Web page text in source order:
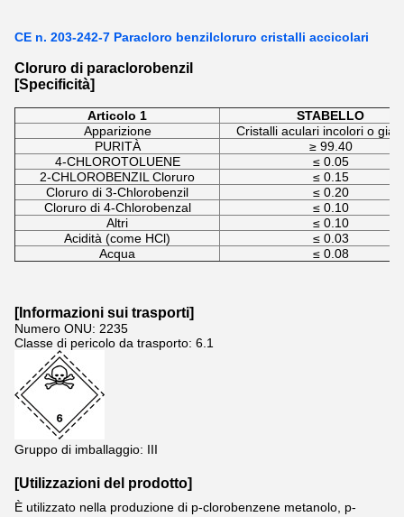
CE n. 203-242-7 Paracloro benzilcloruro cristalli accicolari
Cloruro di paraclorobenzil
[Specificità]
Articolo 1
STABELLO
Apparizione
Cristalli aculari incolori o
PURITÀ
≥ 99.40
4-CHLOROTOLUENE
≤ 0.05
2-CHLOROBENZIL Cloruro
≤ 0.15
Cloruro di 3-Chlorobenzil
≤ 0.20
Cloruro di 4-Chlorobenzal
≤ 0.10
Altri
≤ 0.10
Acidità (come HCl)
≤ 0.03
Acqua
≤ 0.08
[Informazioni sui trasporti]
Numero ONU: 2235
Classe di pericolo da trasporto: 6.1
Gruppo di imballaggio: III
[Utilizzazioni del prodotto]
È utilizzato nella produzione di p-clorobenzene metanolo, p-